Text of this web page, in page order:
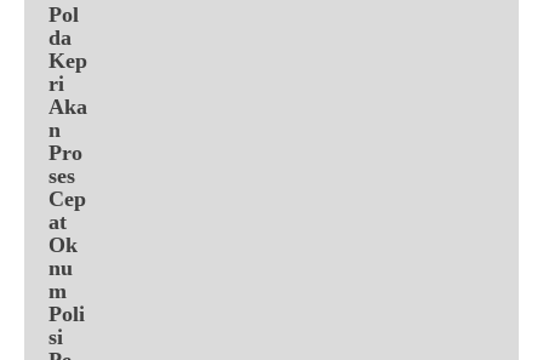
Pol
da
Kep
ri
Aka
n
Pro
ses
Cep
at
Ok
nu
m
Poli
si